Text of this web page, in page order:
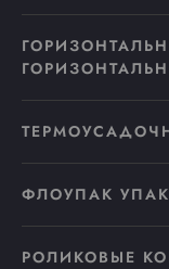
ФЛОУПАК
РОЛИКОВЫЕ